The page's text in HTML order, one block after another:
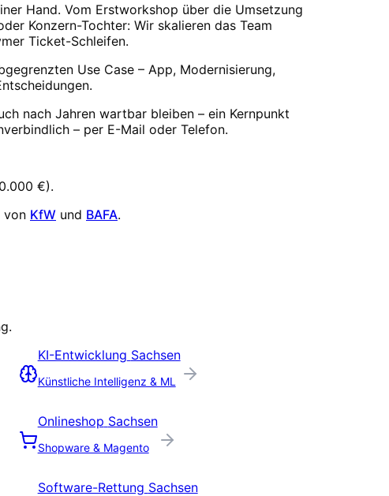
Hand. Vom Erstworkshop über die Umsetzung
Konzern-Tochter: Wir skalieren das Team
Ticket-Schleifen.
Use Case – App, Modernisierung,
nach Jahren wartbar bleiben – ein Kernpunkt
– per E-Mail oder Telefon.
€).
von KfW und BAFA.
KI-Entwicklung Sachsen
Künstliche Intelligenz & ML
Onlineshop Sachsen
Shopware & Magento
Software-Rettung Sachsen